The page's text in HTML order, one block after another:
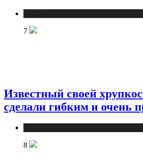
7
Известный своей
сделали гибким и очень
8